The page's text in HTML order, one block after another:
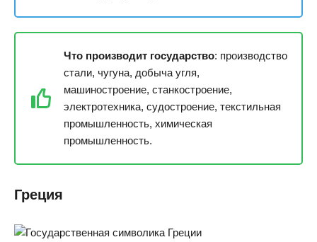
Что производит государство: производство
стали, чугуна, добыча угля,
машиностроение, станкостроение,
электротехника, судостроение, текстильная
промышленность, химическая
промышленность.
Греция